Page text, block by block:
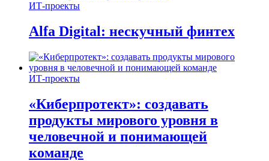
ИТ-проекты
Alfa Digital: нескучный финтех
ИТ-проекты
«Киберпротект»: создавать
продукты мирового уровня в
человечной и понимающей
команде